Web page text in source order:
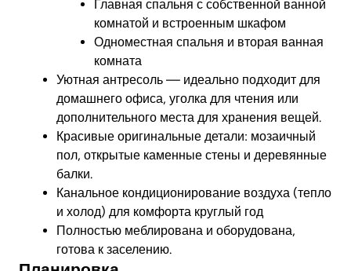
Главная спальня с собственной ванной
комнатой и встроенным шкафом
Одноместная спальня и вторая ванная
комната
Уютная антресоль — идеально подходит для
домашнего офиса, уголка для чтения или
дополнительного места для хранения вещей.
Красивые оригинальные детали: мозаичный
пол, открытые каменные стены и деревянные
балки.
Канальное кондиционирование воздуха (тепло
и холод) для комфорта круглый год
Полностью меблирована и оборудована,
готова к заселению.